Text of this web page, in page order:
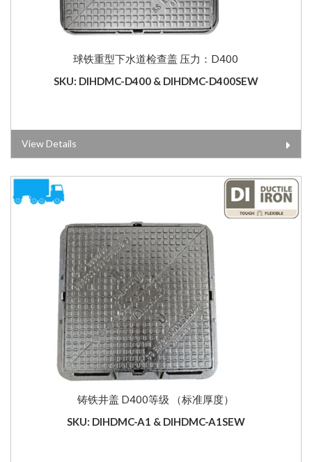
球铁重型下水道检查盖 压力：D400
SKU: DIHDMC-D400 & DIHDMC-D400SEW
View Details
铸铁井盖 D400等级 （标准厚度）
SKU: DIHDMC-A1 & DIHDMC-A1SEW